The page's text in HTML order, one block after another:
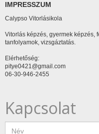
IMPRESSZUM
Calypso Vitorlásikola
Vitorlás képzés, gyermek képzés,
tanfolyamok, vizsgáztatás.
Elérhetőség:
pitye0421@gmail.com
06-30-946-2455
Kapcsolat